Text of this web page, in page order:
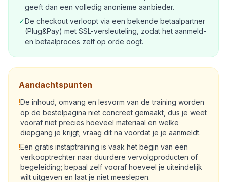
geeft dan een volledig anonieme aanbieder.
✓De checkout verloopt via een bekende betaalpartner
(Plug&Pay) met SSL-versleuteling, zodat het aanmeld-
en betaalproces zelf op orde oogt.
Aandachtspunten
!De inhoud, omvang en lesvorm van de training worden
op de bestelpagina niet concreet gemaakt, dus je weet
vooraf niet precies hoeveel materiaal en welke
diepgang je krijgt; vraag dit na voordat je je aanmeldt.
!Een gratis instaptraining is vaak het begin van een
verkooptrechter naar duurdere vervolgproducten of
begeleiding; bepaal zelf vooraf hoeveel je uiteindelijk
wilt uitgeven en laat je niet meeslepen.